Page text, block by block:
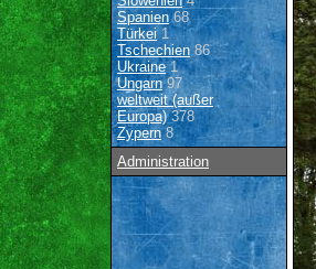
Spanien68
Türkei1
Tschechien 86
Ukraine1
Ungarn97
weltweit (außer
Europa)378
Zypern8
Administration